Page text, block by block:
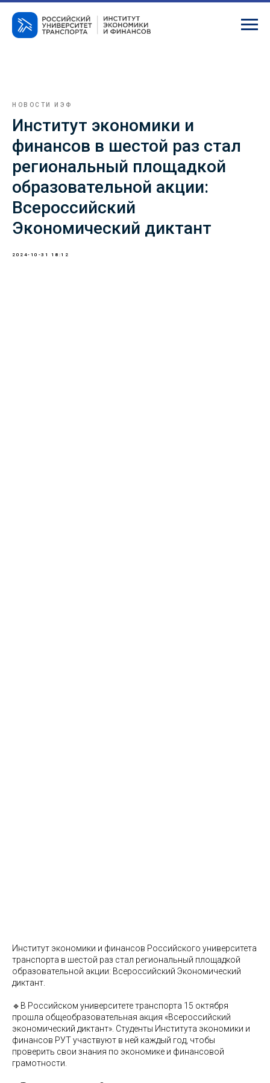
НОВОСТИ ИЭФ
Институт экономики и
финансов в шестой раз стал
региональный площадкой
образовательной акции:
Всероссийский
Экономический диктант
2024-10-31 18:12
Институт экономики и финансов Российского университета
транспорта в шестой раз стал региональный площадкой
образовательной акции: Всероссийский Экономический
диктант.
🔹В Российском университете транспорта 15 октября
прошла общеобразовательная акция «Всероссийский
экономический диктант». Студенты Института экономики и
финансов РУТ участвуют в ней каждый год, чтобы
проверить свои знания по экономике и финансовой
грамотности.